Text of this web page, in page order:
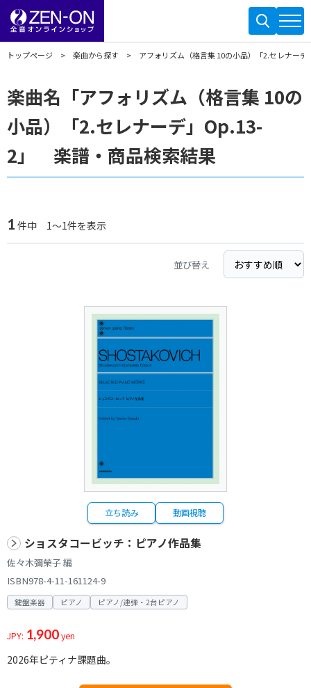
トップページ 楽曲から探す アフォリズム（格言集 10の小品）「2.セレナーデ
楽曲名「アフォリズム（格言集 10の
小品）「2.セレナーデ」Op.13-
2」 楽譜・商品検索結果
1 件中 1～1件を表示
並び替え
立ち読み 動画視聴
ショスタコービッチ：ピアノ作品集
佐々木彌榮子 編
ISBN978-4-11-161124-9
鍵盤楽器 ピアノ ピアノ/連弾・2台ピアノ
JPY: 1,900yen
2026年ピティナ課題曲。